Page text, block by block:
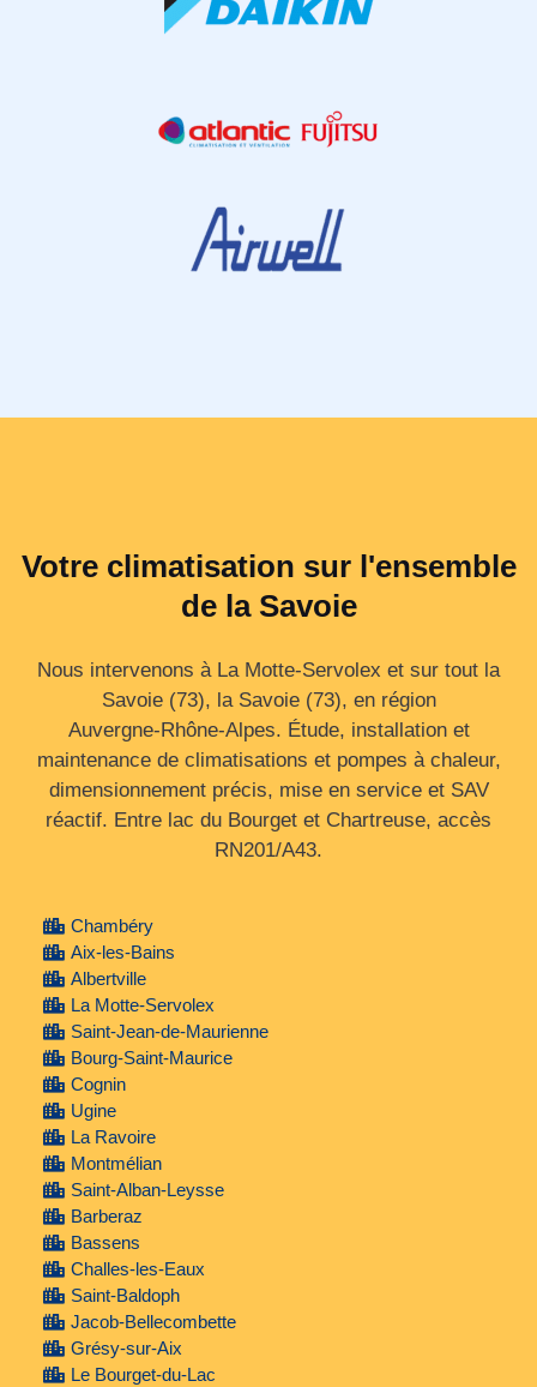
Votre climatisation sur l'ensemble
de la Savoie
Nous intervenons à La Motte-Servolex et sur tout la
Savoie (73), la Savoie (73), en région
Auvergne‑Rhône‑Alpes. Étude, installation et
maintenance de climatisations et pompes à chaleur,
dimensionnement précis, mise en service et SAV
réactif. Entre lac du Bourget et Chartreuse, accès
RN201/A43.
Chambéry
Aix-les-Bains
Albertville
La Motte-Servolex
Saint-Jean-de-Maurienne
Bourg-Saint-Maurice
Cognin
Ugine
La Ravoire
Montmélian
Saint-Alban-Leysse
Barberaz
Bassens
Challes-les-Eaux
Saint-Baldoph
Jacob-Bellecombette
Grésy-sur-Aix
Le Bourget-du-Lac